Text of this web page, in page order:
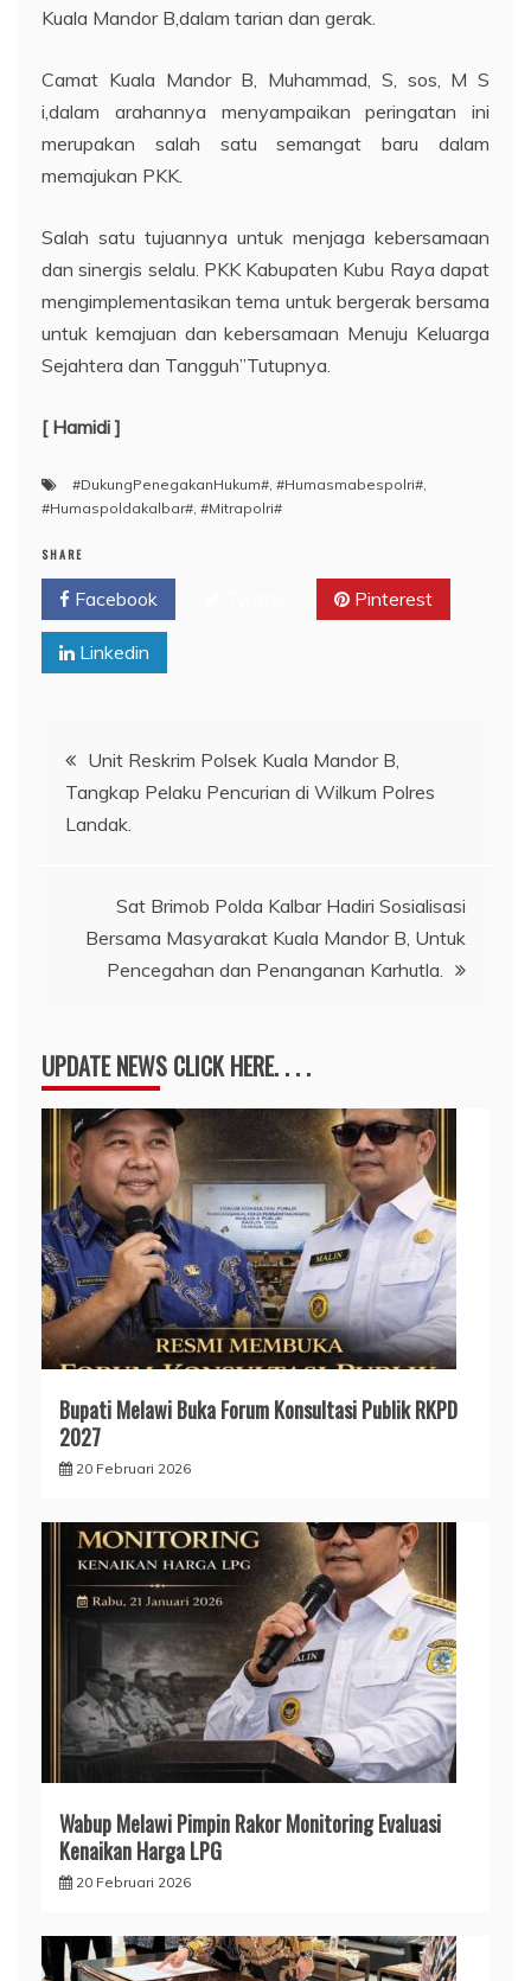
Kuala Mandor B,dalam tarian dan gerak.
Camat Kuala Mandor B, Muhammad, S, sos, M S
i,dalam arahannya menyampaikan peringatan ini
merupakan salah satu semangat baru dalam
memajukan PKK.
Salah satu tujuannya untuk menjaga kebersamaan
dan sinergis selalu. PKK Kabupaten Kubu Raya dapat
mengimplementasikan tema untuk bergerak bersama
untuk kemajuan dan kebersamaan Menuju Keluarga
Sejahtera dan Tangguh”Tutupnya.
[ Hamidi ]
#DukungPenegakanHukum# #Humasmabespolri#
#Humaspoldakalbar# #Mitrapolri#
SHARE
Facebook Pinterest
Linkedin
Navigasi
pos
Unit Reskrim Polsek Kuala Mandor B,
Tangkap Pelaku Pencurian di Wilkum Polres
Landak.
Sat Brimob Polda Kalbar Hadiri Sosialisasi
Bersama Masyarakat Kuala Mandor B, Untuk
Pencegahan dan Penanganan Karhutla.
UPDATE NEWS CLICK HERE. . . .
Bupati Melawi Buka Forum Konsultasi Publik RKPD
2027
20 Februari 2026
Wabup Melawi Pimpin Rakor Monitoring Evaluasi
Kenaikan Harga LPG
20 Februari 2026